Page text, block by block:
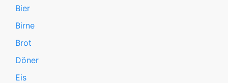
Bier
Birne
Brot
Döner
Eis